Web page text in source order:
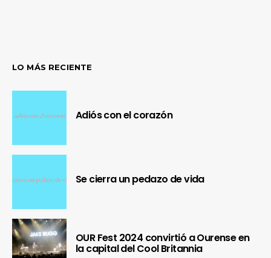
LO MÁS RECIENTE
Adiós con el corazón
Se cierra un pedazo de vida
OUR Fest 2024 convirtió a Ourense en
la capital del Cool Britannia